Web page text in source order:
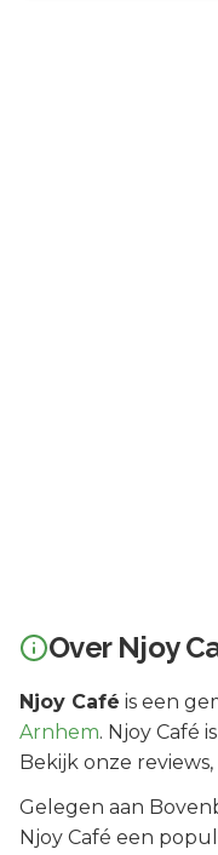
Over Njoy
Njoy Café is een
Arnhem. Njoy Café
Bekijk onze
Gelegen aan
Njoy Café een